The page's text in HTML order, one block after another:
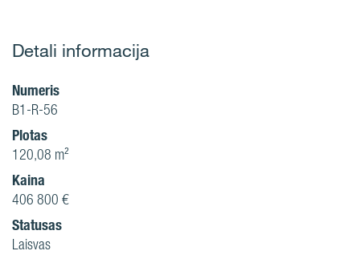
Detali informacija
Numeris
B1-R-56
Plotas
120,08 m²
Kaina
406 800 €
Statusas
Laisvas